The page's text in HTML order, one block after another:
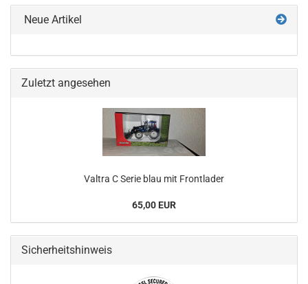
Neue Artikel
Zuletzt angesehen
Valtra C Serie blau mit Frontlader
65,00 EUR
Sicherheitshinweis